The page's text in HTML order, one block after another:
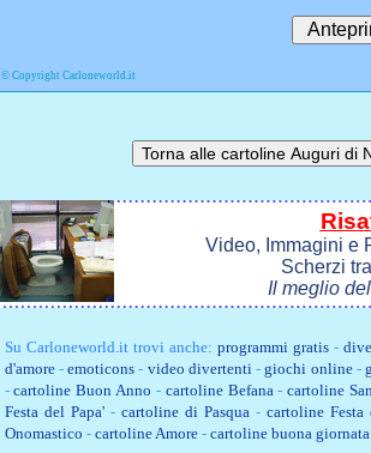
© Copyright Carloneworld.it
Video, Immagini e
Scherzi
Il meglio
Su Carloneworld.ittrovi anche: programmi gratis-
d'amore-emoticons - video divertenti-giochi online-
-cartoline Buon Anno - cartoline Befana-cartoline
Festa del Papa'- cartoline di Pasqua- cartoline Festa
Onomastico - cartoline Amore- cartoline buona giornata